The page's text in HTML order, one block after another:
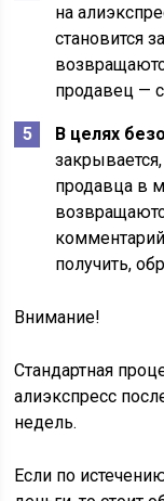
на
становится
продавец —
В целях
продавца в
получить,
Внимание!
Стандартная
алиэкспресс
недель.
Если по